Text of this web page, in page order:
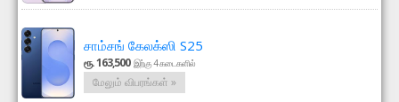
சாம்சங் கேலக்ஸி S25
ரூ. 163,500 இற்கு 4 கடைகளில்
மேலும் விபரங்கள் »